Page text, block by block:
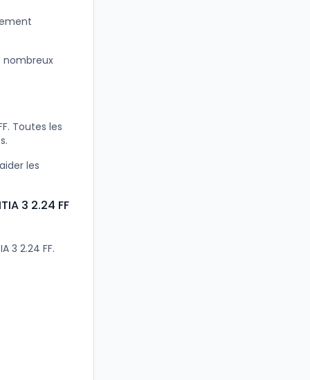
nombreux
Toutes les
les
3 2.24 FF
3 2.24 FF.